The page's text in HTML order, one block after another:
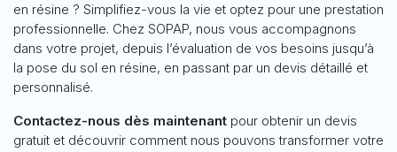
en résine ? Simplifiez-vous la vie et optez pour une prestation
professionnelle. Chez SOPAP, nous vous accompagnons
dans votre projet, depuis l’évaluation de vos besoins jusqu’à
la pose du sol en résine, en passant par un devis détaillé et
personnalisé.
Contactez-nous dès maintenant pour obtenir un devis
gratuit et découvrir comment nous pouvons transformer votre